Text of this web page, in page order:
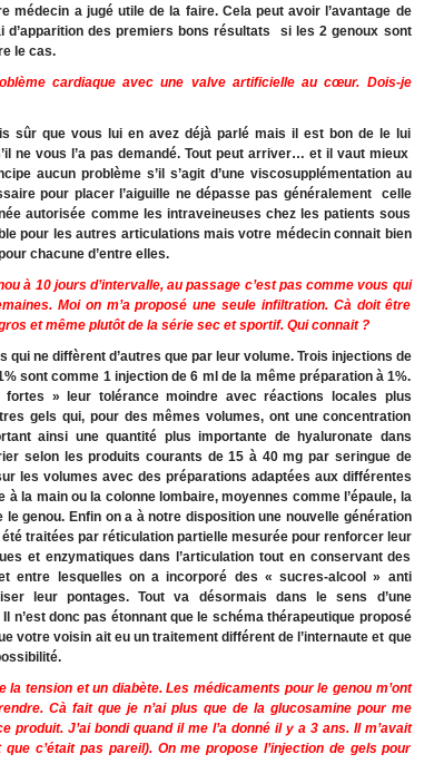
médecin a jugé utile de la faire. Cela peut avoir l’avantage de
d’apparition des premiers bons résultats si les 2 genoux sont
le cas.
cardiaque avec une valve artificielle au cœur. Dois-je
sûr que vous lui en avez déjà parlé mais il est bon de le lui
ne vous l’a pas demandé. Tout peut arriver… et il vaut mieux
aucun problème s’il s’agit d’une viscosupplémentation au
pour placer l’aiguille ne dépasse pas généralement celle
autorisée comme les intraveineuses chez les patients sous
pour les autres articulations mais votre médecin connait bien
chacune d’entre elles.
à 10 jours d’intervalle, au passage c’est pas comme vous qui
Moi on m’a proposé une seule infiltration. Cà doit être
et même plutôt de la série sec et sportif. Qui connait ?
qui ne diffèrent d’autres que par leur volume. Trois injections de
sont comme 1 injection de 6 ml de la même préparation à 1%.
» leur tolérance moindre avec réactions locales plus
gels qui, pour des mêmes volumes, ont une concentration
ainsi une quantité plus importante de hyaluronate dans
selon les produits courants de 15 à 40 mg par seringue de
les volumes avec des préparations adaptées aux différentes
la main ou la colonne lombaire, moyennes comme l’épaule, la
genou. Enfin on a à notre disposition une nouvelle génération
traitées par réticulation partielle mesurée pour renforcer leur
et enzymatiques dans l’articulation tout en conservant des
entre lesquelles on a incorporé des « sucres-alcool » anti
leur pontages. Tout va désormais dans le sens d’une
n’est donc pas étonnant que le schéma thérapeutique proposé
votre voisin ait eu un traitement différent de l’internaute et que
la tension et un diabète. Les médicaments pour le genou m’ont
Cà fait que je n’ai plus que de la glucosamine pour me
produit. J’ai bondi quand il me l’a donné il y a 3 ans. Il m’avait
c’était pas pareil). On me propose l’injection de gels pour